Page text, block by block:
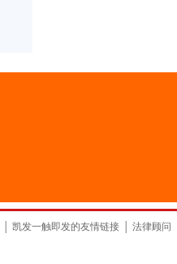
凯发一触即发的友情链接 法律顾问